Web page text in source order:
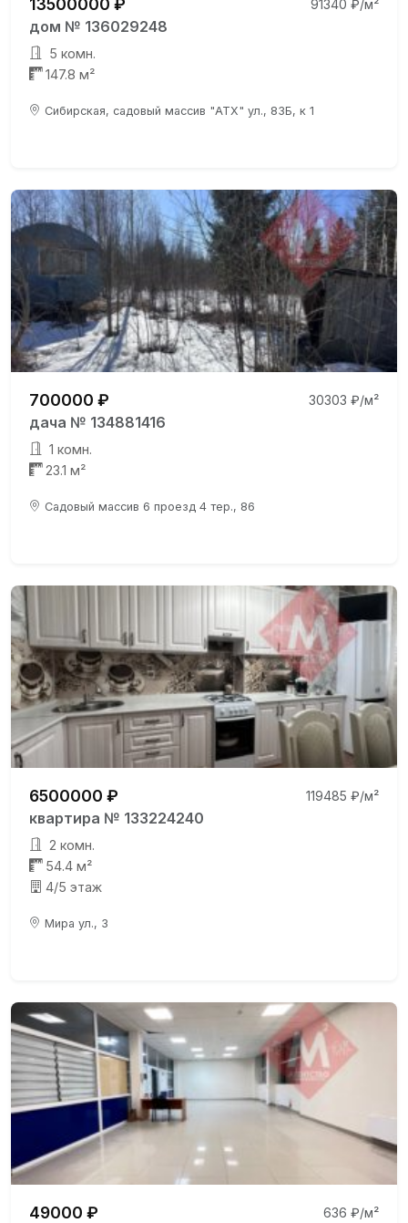
91340 ₽/м²
дом № 136029248
5 комн.
147.8 м²
Сибирская, садовый массив "АТХ" ул., 83Б, к 1
700000 ₽ 30303 ₽/м²
дача № 134881416
1 комн.
23.1 м²
Садовый массив 6 проезд 4 тер., 86
6500000 ₽ 119485 ₽/м²
квартира № 133224240
2 комн.
54.4 м²
4/5 этаж
Мира ул., 3
49000 ₽ 636 ₽/м²